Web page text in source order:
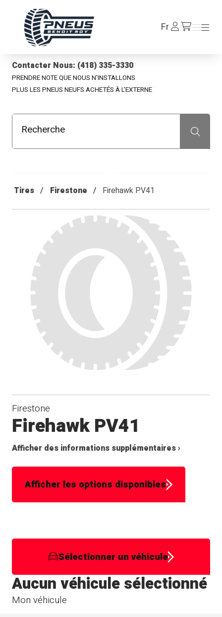
FrSe
connecter/fr/cart
Menu
Menu
Contacter Nous: (418) 335-3330
PRENDRE NOTE QUE NOUS N'INSTALLONS
PLUS LES PNEUS NEUFS ACHETÉS À L'EXTERNE
Recherche Recherche
Tires Firestone Firehawk PV41
Firestone
Firehawk PV41
Afficher des informations supplémentaires ›
Afficher les options disponibles
Sélectionner un véhicule
Mon véhicule
Aucun véhicule sélectionné